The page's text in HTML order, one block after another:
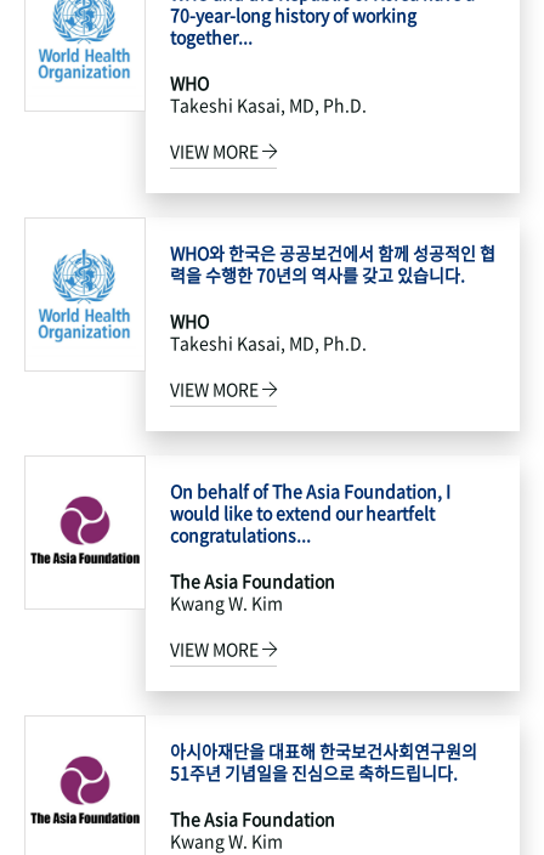
70-year-long history of working
together...
WHO
Takeshi Kasai, MD, Ph.D.
VIEW MORE
WHO와 한국은 공공보건에서 함께 성공적인 협
력을 수행한 70년의 역사를 갖고 있습니다.
WHO
Takeshi Kasai, MD, Ph.D.
VIEW MORE
On behalf of The Asia Foundation, I
would like to extend our heartfelt
congratulations...
The Asia Foundation
Kwang W. Kim
VIEW MORE
아시아재단을 대표해 한국보건사회연구원의
51주년 기념일을 진심으로 축하드립니다.
The Asia Foundation
Kwang W. Kim